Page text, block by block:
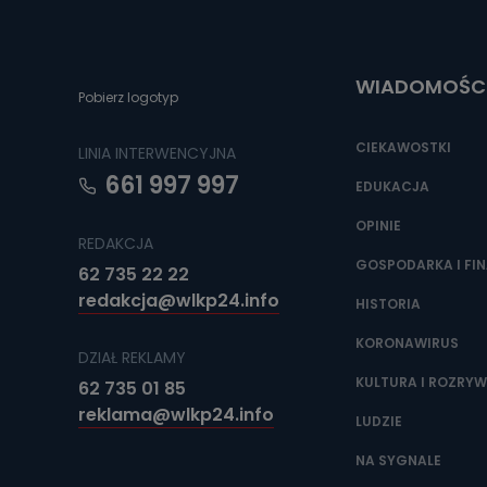
Jakie
źródeł
adres
Jak
Pobierz logotyp
LINIA INTERWENCYJNA
661 997 997
REDAKCJA
62 735 22 22
redakcja@wlkp24.info
DZIAŁ REKLAMY
62 735 01 85
reklama@wlkp24.info
CIEKAWOSTKI
EDUKACJA
OPINIE
GOSPODARKA I
HISTORIA
KORONAWIRUS
KULTURA I
LUDZIE
NA SYGNALE